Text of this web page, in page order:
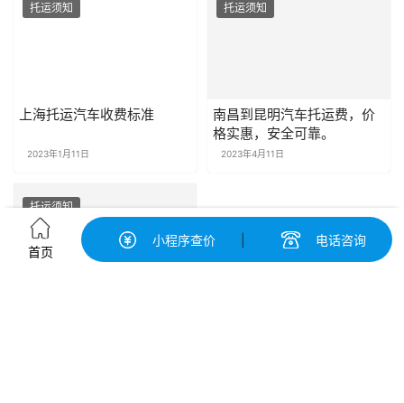
托运须知
上海托运汽车收费标准
2023年1月11日
托运须知
南昌到昆明汽车托运费，价
格实惠，安全可靠。
2023年4月11日
托运须知
首页
小程序查价 电话咨询